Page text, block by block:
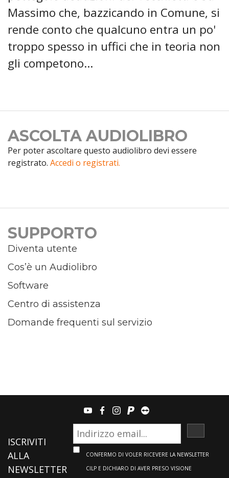
Massimo che, bazzicando in Comune, si
rende conto che qualcuno entra un po'
troppo spesso in uffici che in teoria non
gli competono…
ASCOLTA AUDIOLIBRO
Per poter ascoltare questo audiolibro devi essere
registrato. Accedi o registrati.
SUPPORTO
Diventa utente
Cos’è un Audiolibro
Software
Centro di assistenza
Domande frequenti sul servizio
youtubefacebook
instagram
paypalteamviewer
ISCRIVITI
ALLA
NEWSLETTER
CONFERMO DI VOLER RICEVERE LA NEWSLETTER
CILP E DICHIARO DI AVER PRESO VISIONE